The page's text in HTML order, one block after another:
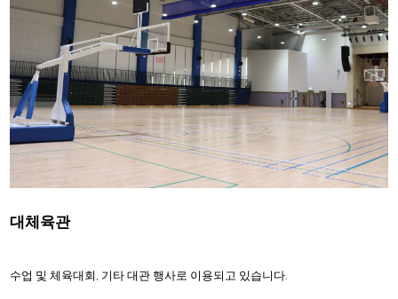
대체육관
수업 및 체육대회, 기타 대관 행사로 이용되고 있습니다.